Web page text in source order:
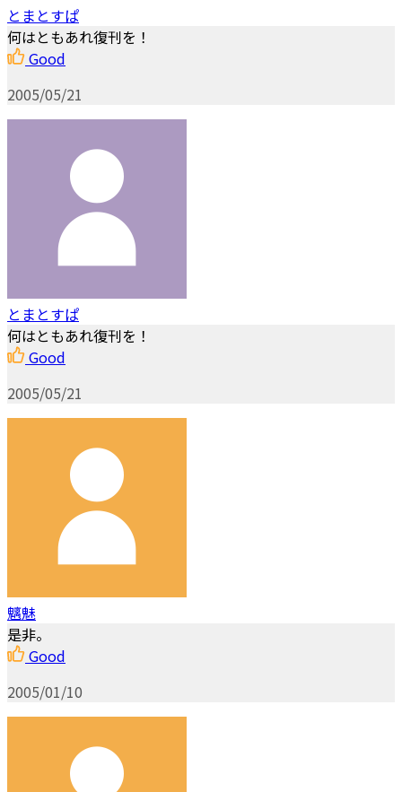
とまとすぱ
何はともあれ復刊を！
Good
2005/05/21
とまとすぱ
何はともあれ復刊を！
Good
2005/05/21
魑魅
是非。
Good
2005/01/10